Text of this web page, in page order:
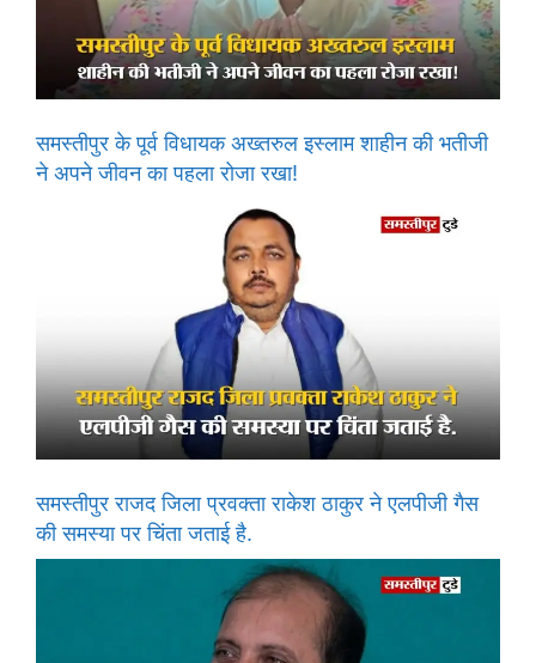
समस्तीपुर के पूर्व विधायक अख्तरुल इस्लाम शाहीन की भतीजी
ने अपने जीवन का पहला रोजा रखा!
समस्तीपुर राजद जिला प्रवक्ता राकेश ठाकुर ने एलपीजी गैस
की समस्या पर चिंता जताई है.